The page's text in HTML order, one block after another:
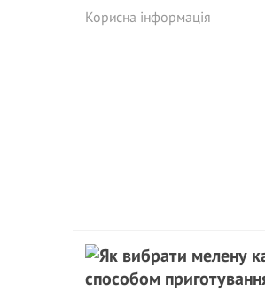
Корисна інформація